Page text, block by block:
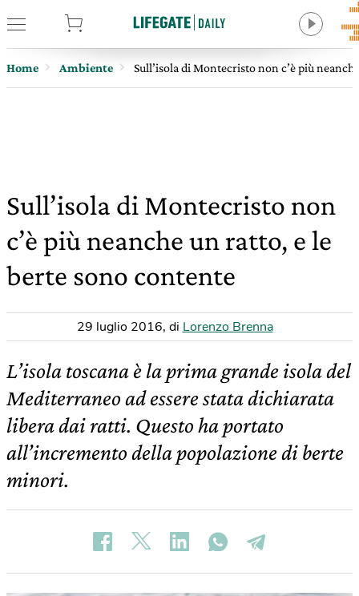
Home Ambiente Sull’isola di Montecristo non c’è più
Sull’isola di Montecristo non
c’è più neanche un ratto, e le
berte sono contente
29 luglio 2016, di Lorenzo Brenna
L’isola toscana è la prima grande isola del
Mediterraneo ad essere stata dichiarata
libera dai ratti. Questo ha portato
all’incremento della popolazione di berte
minori.